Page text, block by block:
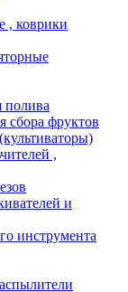
, коврики
полива
сбора фруктов
,
и
инструмента